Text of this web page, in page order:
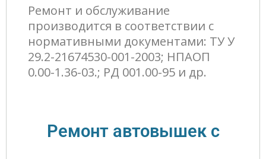
Ремонт и обслуживание
производится в соответствии с
нормативными документами: ТУ У
29.2-21674530-001-2003; НПАОП
0.00-1.36-03.; РД 001.00-95 и др.
Ремонт автовышек с